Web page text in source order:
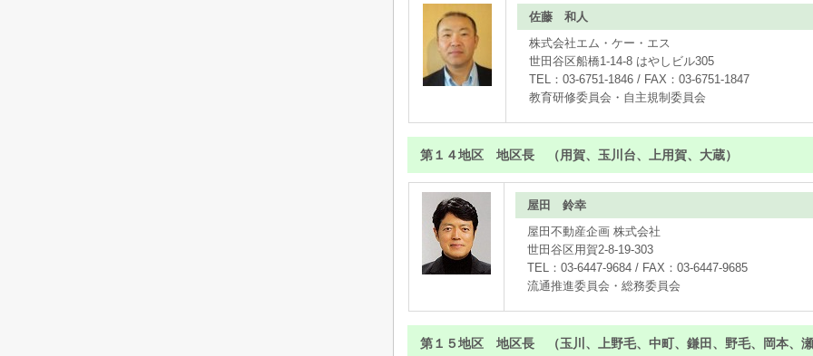
佐藤 和人
株式会社エム・ケー・エス
世田谷区船橋1-14-8 はやしビル305
TEL：03-6751-1846 / FAX：03-6751-1847
教育研修委員会・自主規制委員会
第１４地区 地区長 （用賀、玉川台、上用賀、大蔵）
屋田 鈴幸
屋田不動産企画 株式会社
世田谷区用賀2-8-19-303
TEL：03-6447-9684 / FAX：03-6447-9685
流通推進委員会・総務委員会
第１５地区 地区長 （玉川、上野毛、中町、鎌田、野毛、岡本、